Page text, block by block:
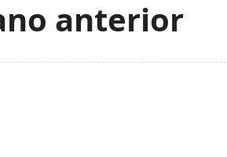
anterior